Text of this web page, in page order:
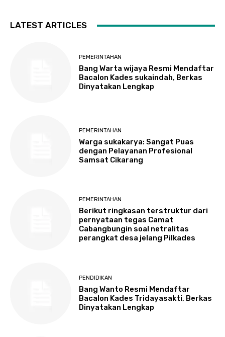
LATEST ARTICLES
PEMERINTAHAN
Bang Warta wijaya Resmi Mendaftar
Bacalon Kades sukaindah, Berkas
Dinyatakan Lengkap
PEMERINTAHAN
Warga sukakarya: Sangat Puas
dengan Pelayanan Profesional
Samsat Cikarang
PEMERINTAHAN
Berikut ringkasan terstruktur dari
pernyataan tegas Camat
Cabangbungin soal netralitas
perangkat desa jelang Pilkades
PENDIDIKAN
Bang Wanto Resmi Mendaftar
Bacalon Kades Tridayasakti, Berkas
Dinyatakan Lengkap